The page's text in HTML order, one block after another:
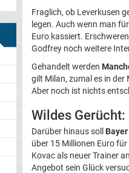
Fraglich, ob Leverkusen
legen. Auch wenn man
Euro kassiert.
Godfrey noch weitere
Gehandelt werden
gilt Milan, zumal es in
Aber noch ist nichts
Wildes
Darüber hinaus soll
über 15 Millionen Euro
Kovac als neuer Trainer
Angebot sein Glück